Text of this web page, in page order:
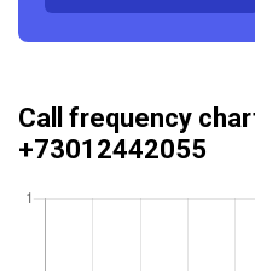
Call frequency
+73012442055